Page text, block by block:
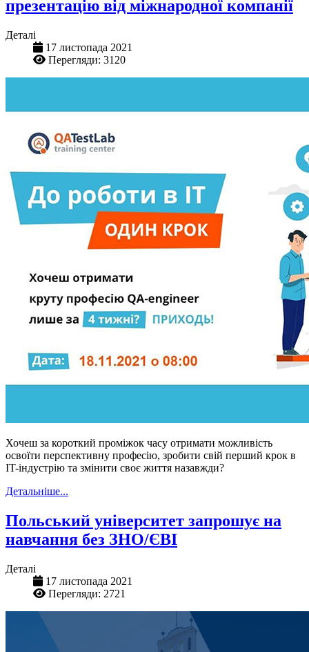
презентацію від міжнародної компанії
Деталі
17 листопада 2021
Перегляди: 3120
Хочеш за короткий проміжок часу отримати можливість
освоїти перспективну професію, зробити свій перший крок в
IT-індустрію та змінити своє життя назавжди?
Детальніше...
Польський університет запрошує на
навчання без ЗНО/ЄВІ
Деталі
17 листопада 2021
Перегляди: 2721